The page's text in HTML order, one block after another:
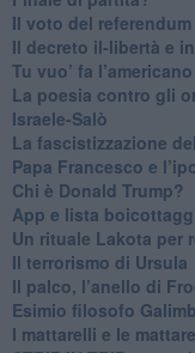
​Il voto del
Il decreto il-libertà e
Tu vuo’ fa
La poesia contro gli
Israele-Salò
​La fascistizzazione
Papa Francesco e
​Chi è Donald Trump?
App e lista
​Un rituale Lakota per
Il terrorismo di Ursula
​Il palco, l’anello di
Esimio filosofo
​I mattarelli e le